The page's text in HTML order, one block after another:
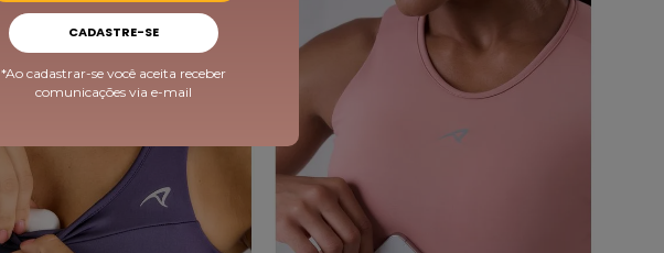
máximo os potenciais pontos de atrito na
construção dos produtos. Cada pequeno
detalhe é considerado na construção dos
produtos afim de mitigar a possibilidade de um
ferimento por atrito.
Outros benefícios:
Média compressão e alta cobertura (zero
transparência);
Tecnologia True-Dry® de rápida evaporação do
suor, evitando odores indesejáveis e garantindo
o conforto térmico ao longo do treino;
CADASTRE-SE
*Ao cadastrar-se você aceita receber
comunicações via e-mail